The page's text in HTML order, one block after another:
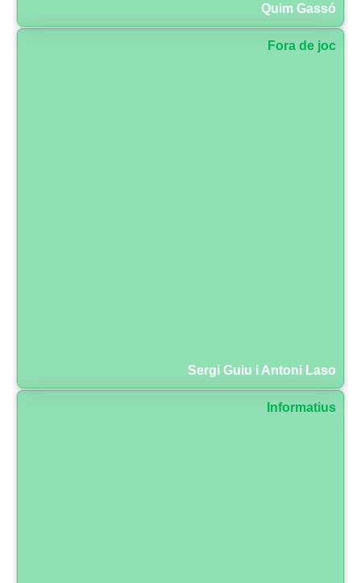
Quim Gassó
Fora de joc
Sergi Guiu i Antoni Laso
Informatius